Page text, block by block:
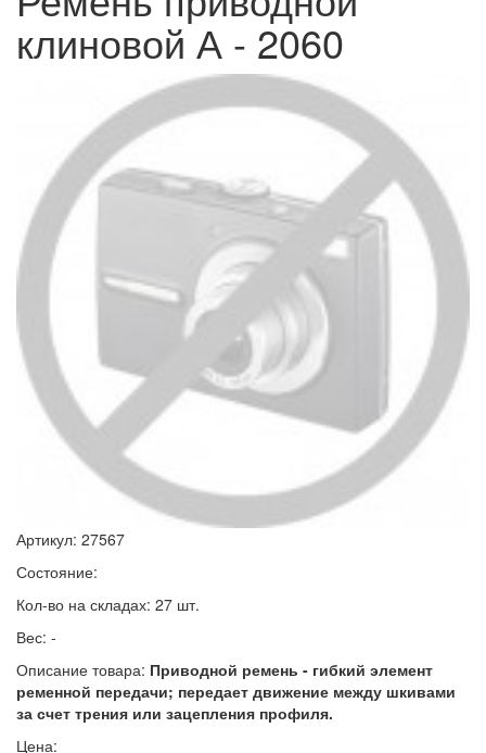
клиновой А - 2060
Артикул: 27567
Состояние:
Кол-во на складах: 27 шт.
Вес: -
Описание товара: Приводной ремень - гибкий элемент
ременной передачи; передает движение между шкивами
за счет трения или зацепления профиля.
Цена: